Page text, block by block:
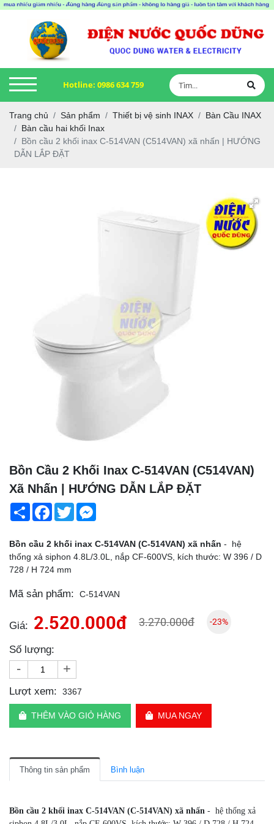
Hotline: 0986 634 759
Trang chủ Sản phẩm Thiết bị vệ sinh INAX
Bàn Cầu INAX
Bàn cầu hai khối Inax
Bồn cầu 2 khối inax C-514VAN (C514VAN) xã nhấn | HƯỚNG
DẪN LẮP ĐẶT
Bồn Cầu 2 Khối Inax C-514VAN (C514VAN)
Xã Nhấn | HƯỚNG DẪN LẮP ĐẶT
Share Facebook
Twitter
Bồn cầu 2 khối inax C-514VAN (C-514VAN) xã nhấn - hệ
thống xả siphon 4.8L/3.0L, nắp CF-600VS, kích thước: W 396 / D
728 / H 724 mm
Mã sản phẩm: C-514VAN
Giá: 2.520.000đ 3.270.000đ -23%
Số lượng:
- +
Lượt xem: 3367
THÊM VÀO GIỎ HÀNG MUA NGAY
Thông tin sản phẩm Bình luận
Bồn cầu 2 khối inax C-514VAN (C-514VAN) xã nhấn - hệ thống xả